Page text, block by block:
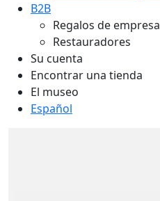
B2B
Regalos de empresa
Restauradores
Su cuenta
Encontrar una tienda
El museo
Español